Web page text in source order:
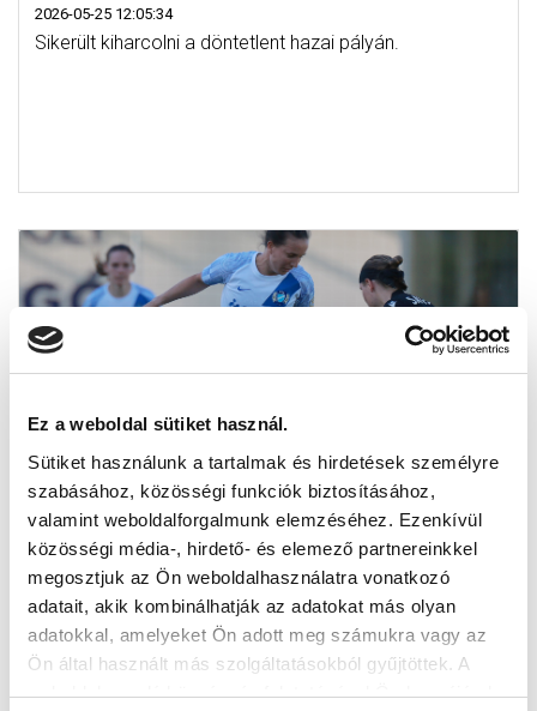
Ez a weboldal sütiket használ.
Sütiket használunk a tartalmak és hirdetések személyre
szabásához, közösségi funkciók biztosításához,
valamint weboldalforgalmunk elemzéséhez. Ezenkívül
közösségi média-, hirdető- és elemező partnereinkkel
megosztjuk az Ön weboldalhasználatra vonatkozó
adatait, akik kombinálhatják az adatokat más olyan
adatokkal, amelyeket Ön adott meg számukra vagy az
Ön által használt más szolgáltatásokból gyűjtöttek. A
weboldalon való böngészés folytatásával Ön hozzájárul a
2026-05-25 12:05:34
Sikerült kiharcolni a döntetlent hazai pályán.
KÉPGALÉRIA: MTK BUDAPEST-ETO FC 1-2
2026-05-25 11:59:38
Képekben a bronzcsata első mérkőzése.